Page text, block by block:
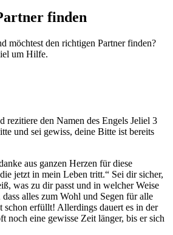
finden
möchtest den richtigen Partner finden?
um Hilfe.
rezitiere den Namen des Engels Jeliel 3
und sei gewiss, deine Bitte ist bereits
aus ganzen Herzen für diese
jetzt in mein Leben tritt.“ Sei dir sicher,
was zu dir passt und in welcher Weise
alles zum Wohl und Segen für alle
schon erfüllt! Allerdings dauert es in der
noch eine gewisse Zeit länger, bis er sich